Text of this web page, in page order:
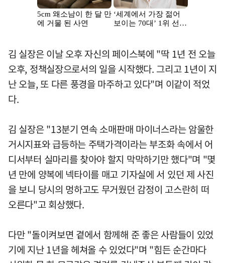
김 실장은 이날 오후 자신의 페이스북에 "딱 1년 전 오늘
오후, 정책실장으로서의 일을 시작했다. 그리고 1년이 지
난 오늘, 또 다른 풍경을 마주하고 있다"며 이같이 적었
다.
김 실장은 "13분기 연속 소매판매 마이너스라는 암울한
거시지표와 급등하는 주택가격이라는 부조화 속에서 어
디서부터 실마리를 찾아야 할지 막막하기만 했다"며 "몇
년 만에 양복에 넥타이를 매고 기자실에 서 있던 제 사진
을 보니 당시의 멍하고도 무거웠던 감정이 고스란히 떠
오른다"고 회상했다.
다만 "돌이켜보면 곁에서 함께해 준 좋은 사람들이 있었
기에 지난 1년을 헤쳐올 수 있었다"며 "힘든 순간마다